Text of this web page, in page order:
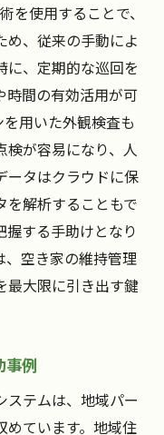
を使用することで、
め、従来の手動によ
に、定期的な巡回を
時間の有効活用が可
用いた外観検査も
検が容易になり、人
ータはクラウドに保
を解析することもで
する手助けとなり
、空き家の維持管理
最大限に引き出す鍵
事例
ステムは、地域パー
めています。地域住